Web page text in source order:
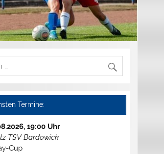
Termine:
19:00 Uhr
TSV Bardowick
Cup